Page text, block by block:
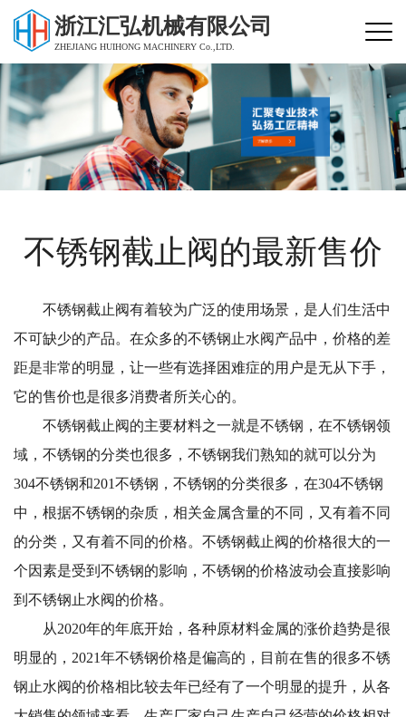
浙江汇弘机械有限公司
ZHEJIANG HUIHONG MACHINERY Co.,LTD.
不锈钢截止阀的最新售价
不锈钢截止阀有着较为广泛的使用场景，是人们生活中
不可缺少的产品。在众多的不锈钢止水阀产品中，价格的差
距是非常的明显，让一些有选择困难症的用户是无从下手，
它的售价也是很多消费者所关心的。
不锈钢截止阀的主要材料之一就是不锈钢，在不锈钢领
域，不锈钢的分类也很多，不锈钢我们熟知的就可以分为
304不锈钢和201不锈钢，不锈钢的分类很多，在304不锈钢
中，根据不锈钢的杂质，相关金属含量的不同，又有着不同
的分类，又有着不同的价格。不锈钢截止阀的价格很大的一
个因素是受到不锈钢的影响，不锈钢的价格波动会直接影响
到不锈钢止水阀的价格。
从2020年的年底开始，各种原材料金属的涨价趋势是很
明显的，2021年不锈钢价格是偏高的，目前在售的很多不锈
钢止水阀的价格相比较去年已经有了一个明显的提升，从各